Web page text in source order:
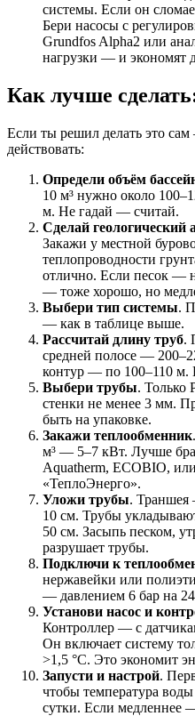
системы. Если он
Бери насосы с
Grundfos Alpha2 или
нагрузки — и экономят
Как лучше
Если ты решил делать это
действовать:
Определи объём
10 м³ нужно около
м. Не гадай — считай.
Сделай геологический
Закажи у местной
теплопроводности
отлично. Если песок —
— тоже хорошо, но
Выбери тип системы.
— как в таблице выше.
Рассчитай длину труб.
средней полосе —
контур — по 100–110 м.
Выбери трубы. Только
стенки не менее 3 мм.
быть на упаковке.
Закажи теплообменник
м³ — 5–7 кВт. Лучше
Aquatherm, ECOBIO,
«ТеплоЭнерго».
Уложи трубы.
10 см. Трубы
50 см. Засыпь песком,
разрушает трубы.
Подключи к
нержавейки или
— давлением 6 бар на
Установи насос и
Контроллер — с
Он включает систему
>1,5 °C. Это экономит
Запусти и настрой.
чтобы температура
сутки. Если медленнее